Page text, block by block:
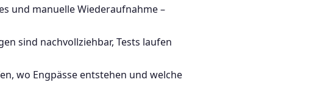
und manuelle Wiederaufnahme –
sind nachvollziehbar, Tests laufen
wo Engpässe entstehen und welche